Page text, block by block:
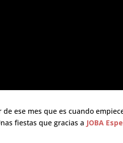
ese mes que es cuando
fiestas que gracias a JOBA